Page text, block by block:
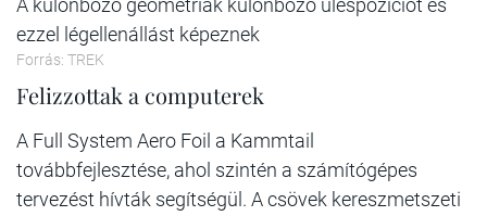
A különböző geometriák különböző üléspozíciót és
ezzel légellenállást képeznek
Forrás: TREK
Felizzottak a computerek
A Full System Aero Foil a Kammtail
továbbfejlesztése, ahol szintén a számítógépes
tervezést hívták segítségül. A csövek kereszmetszeti